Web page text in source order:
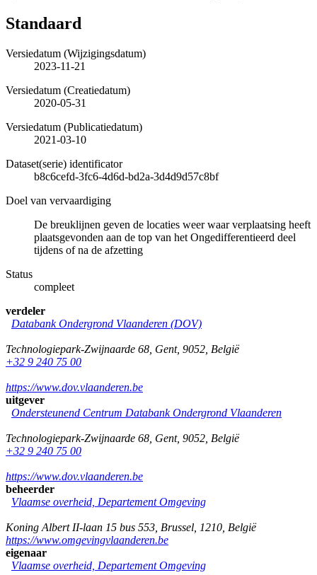
Standaard
Versiedatum (Wijzigingsdatum)
2023-11-21
Versiedatum (Creatiedatum)
2020-05-31
Versiedatum (Publicatiedatum)
2021-03-10
Dataset(serie) identificator
b8c6cefd-3fc6-4d6d-bd2a-3d4d9d57c8bf
Doel van vervaardiging
De breuklijnen geven de locaties weer waar verplaatsing heeft
plaatsgevonden aan de top van het Ongedifferentieerd deel
tijdens of na de afzetting
Status
compleet
verdeler
Databank Ondergrond Vlaanderen (DOV)
Technologiepark-Zwijnaarde 68 Gent, 9052 België
+32 9 240 75 00
https://www.dov.vlaanderen.be
uitgever
Ondersteunend Centrum Databank Ondergrond Vlaanderen
Technologiepark-Zwijnaarde 68 Gent, 9052 België
+32 9 240 75 00
https://www.dov.vlaanderen.be
beheerder
Vlaamse overheid, Departement Omgeving
Koning Albert II-laan 15 bus 553 Brussel 1210 België
https://www.omgevingvlaanderen.be
eigenaar
Vlaamse overheid, Departement Omgeving